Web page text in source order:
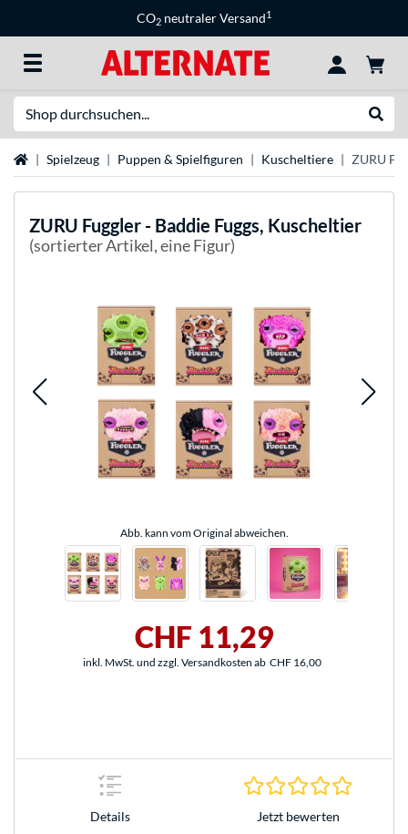
CO2 neutraler Versand1
StartseiteSpielzeug Puppen & Spielfiguren Kuscheltiere ZURU
ZURU Fuggler - Baddie Fuggs, Kuscheltier
(sortierter Artikel, eine Figur)
Abb. kann vom Original abweichen.
CHF 11,29
inkl. MwSt. und zzgl. Versandkosten ab CHF 16,00
Details Jetzt bewerten